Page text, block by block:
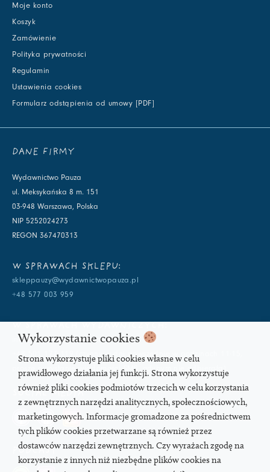
Moje konto
Koszyk
Zamówienie
Polityka prywatności
Regulamin
Ustawienia cookies
Formularz odstąpienia od umowy [PDF]
DANE FIRMY
Wydawnictwo Pauza
ul. Meksykańska 8 m. 151
03-948 Warszawa, Polska
NIP 5252024273
REGON 367470313
W SPRAWACH SKLEPU:
skleppauzy@wydawnictwopauza.pl
+48 577 003 959
info@wydawnictwopauza.pl
+48 501 177 119 (czynny w dni powszednie w godzinach 11-15,
proszę o wysłanie wiadomości SMS, gdybym nie odbierała)
SOCIAL MEDIA
PODCAST
Wykorzystanie cookies
Strona wykorzystuje pliki cookies własne w celu
prawidłowego działania jej funkcji. Strona wykorzystuje
również pliki cookies podmiotów trzecich w celu korzystania
z zewnętrznych narzędzi analitycznych, społecznościowych,
marketingowych. Informacje gromadzone za pośrednictwem
tych plików cookies przetwarzane są również przez
dostawców narzędzi zewnętrznych. Czy wyrażach zgodę na
korzystanie z innych niż niezbędne plików cookies na